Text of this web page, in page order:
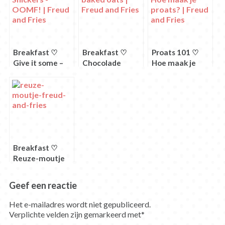
Breakfast ♡
Give it some –
OOMF!
Breakfast ♡
Chocolade
Proats 101 ♡
Hoe maak je
Breakfast ♡
Reuze-moutje
Geef een reactie
Het e-mailadres wordt niet gepubliceerd.
Verplichte velden zijn gemarkeerd met*